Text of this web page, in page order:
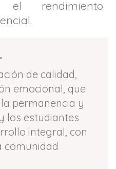
el rendimiento
de calidad,
emocional, que
permanencia y
los estudiantes
integral, con
comunidad